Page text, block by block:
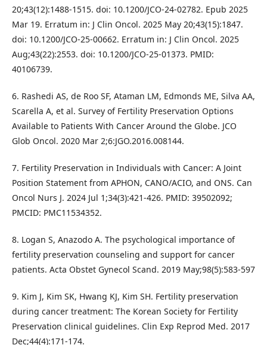
20;43(12):1488-1515. doi: 10.1200/JCO-24-02782. Epub 2025
Mar 19. Erratum in: J Clin Oncol. 2025 May 20;43(15):1847.
doi: 10.1200/JCO-25-00662. Erratum in: J Clin Oncol. 2025
Aug;43(22):2553. doi: 10.1200/JCO-25-01373. PMID:
40106739.
6. Rashedi AS, de Roo SF, Ataman LM, Edmonds ME, Silva AA,
Scarella A, et al. Survey of Fertility Preservation Options
Available to Patients With Cancer Around the Globe. JCO
Glob Oncol. 2020 Mar 2;6:JGO.2016.008144.
7. Fertility Preservation in Individuals with Cancer: A Joint
Position Statement from APHON, CANO/ACIO, and ONS. Can
Oncol Nurs J. 2024 Jul 1;34(3):421-426. PMID: 39502092;
PMCID: PMC11534352.
8. Logan S, Anazodo A. The psychological importance of
fertility preservation counseling and support for cancer
patients. Acta Obstet Gynecol Scand. 2019 May;98(5):583-597
9. Kim J, Kim SK, Hwang KJ, Kim SH. Fertility preservation
during cancer treatment: The Korean Society for Fertility
Preservation clinical guidelines. Clin Exp Reprod Med. 2017
Dec;44(4):171-174.